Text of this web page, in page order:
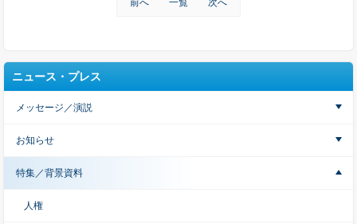
前へ 一覧 次へ
ニュース・プレス
メッセージ／演説
お知らせ
特集／背景資料
人権